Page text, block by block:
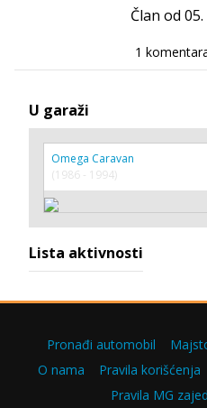
Član od
1
U garaži
Omega Caravan
(1986 - 1994)
Lista aktivnosti
Pronađi automobil
O nama
Pravila korišćenja
Pravila MG